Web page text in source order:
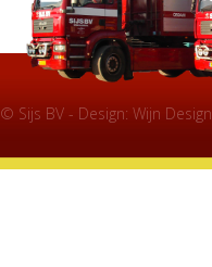
© Sijs BV - Design: Wijn Design